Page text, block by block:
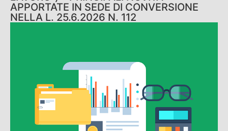
APPORTATE IN SEDE DI CONVERSIONE
NELLA L. 25.6.2026 N. 112